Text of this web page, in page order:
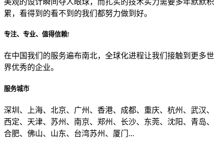
目前主要的营销渠道是？
美观的设计瞬间夺人眼球，而扎实的技术实力需要多年默默积
累，看得到的看不到的我们都努力做到好。
专注、专业、值得信赖!
在中国我们的服务遍布南北，全球化进程让我们接触到更多世
界优秀的企业。
服务城市
深圳、上海、北京、广州、香港、成都、重庆、杭州、武汉、
西定、天津、苏州、南京、郑州、长沙、东莞、沈阳、青岛、
合肥、佛山、山东、台湾苏州、厦门...